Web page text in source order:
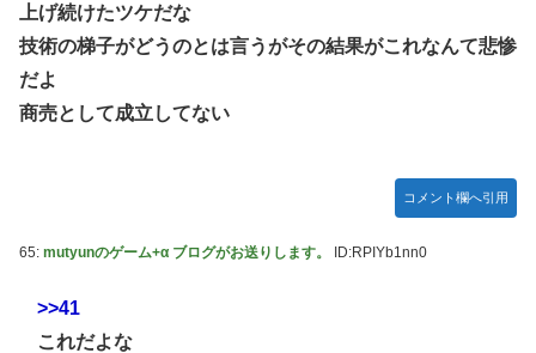
上げ続けたツケだな
技術の梯子がどうのとは言うがその結果がこれなんて悲惨
だよ
商売として成立してない
コメント欄へ引用
65: mutyunのゲーム+α ブログがお送りします。 ID:RPIYb1nn0
>>41
これだよな